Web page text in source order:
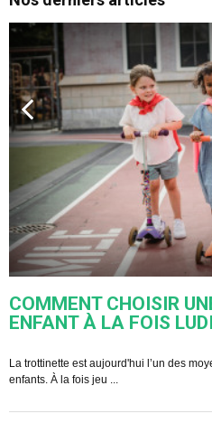
COMMENT CHOISIR
ENFANT À LA FOIS
La trottinette est aujourd'hui l’un des
enfants. À la fois jeu ...